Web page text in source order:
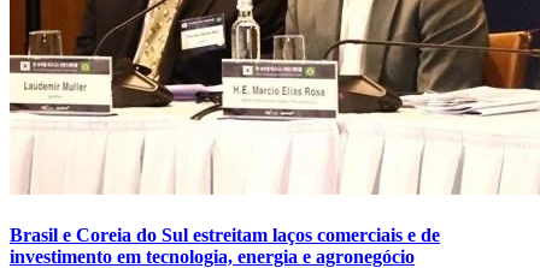
Brasil e Coreia do Sul estreitam laços comerciais e de
investimento em tecnologia, energia e agronegócio